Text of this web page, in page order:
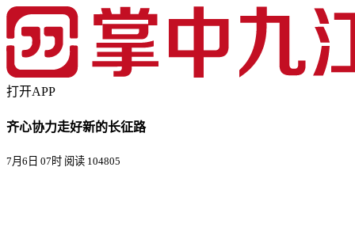
打开APP
齐心协力走好新的长征路
7月6日 07时 阅读 104805